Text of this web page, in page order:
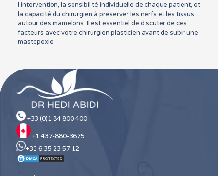
l’intervention, la sensibilité individuelle de chaque patient, et
la capacité du chirurgien à préserver les nerfs et les tissus
autour des mamelons. Il est essentiel de discuter de ces
facteurs avec votre chirurgien plasticien avant de subir une
mastopexie
+33 (0)1 84 800 400
+1 437-880-3675
+33 6 35 23 57 12